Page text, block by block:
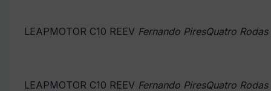
LEAPMOTOR C10 REEV Fernando PiresQuatro Rodas
LEAPMOTOR C10 REEV Fernando PiresQuatro Rodas